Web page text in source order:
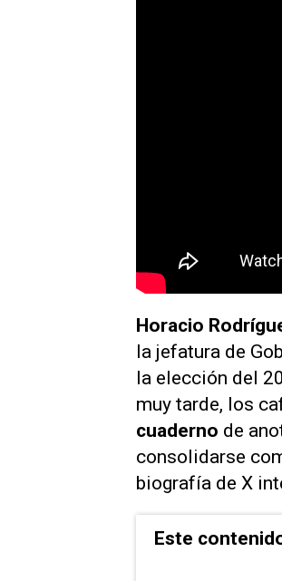
Horacio
la jefatura de
la elección del
muy tarde, los
cuaderno de
consolidarse
biografía de X
Este